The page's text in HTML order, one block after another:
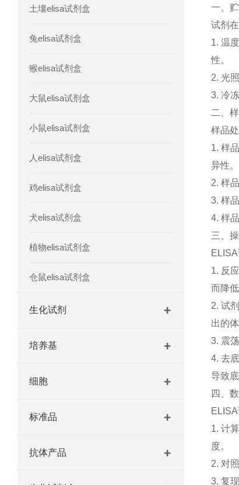
人胰腺衍生因子(PANDER)elisa
土壤elisa试剂盒
兔elisa试剂盒
猴elisa试剂盒
大鼠elisa试剂盒
小鼠elisa试剂盒
人elisa试剂盒
鸡elisa试剂盒
犬elisa试剂盒
植物elisa试剂盒
仓鼠elisa试剂盒
生化试剂
培养基
细胞
标准品
抗体产品
一
贮
试剂 在
1. 温度
性。
2. 光照
3. 冷冻
二
样
样品
1. 样品
异性。
2. 样品
3. 样品
4. 样品
三
EL ISA
1. 反 应
而降低
2. 试剂
出的体
3. 震荡
4. 去
导致底
四
EL ISA
1. 计算
度。
2. 对照
3. 复现